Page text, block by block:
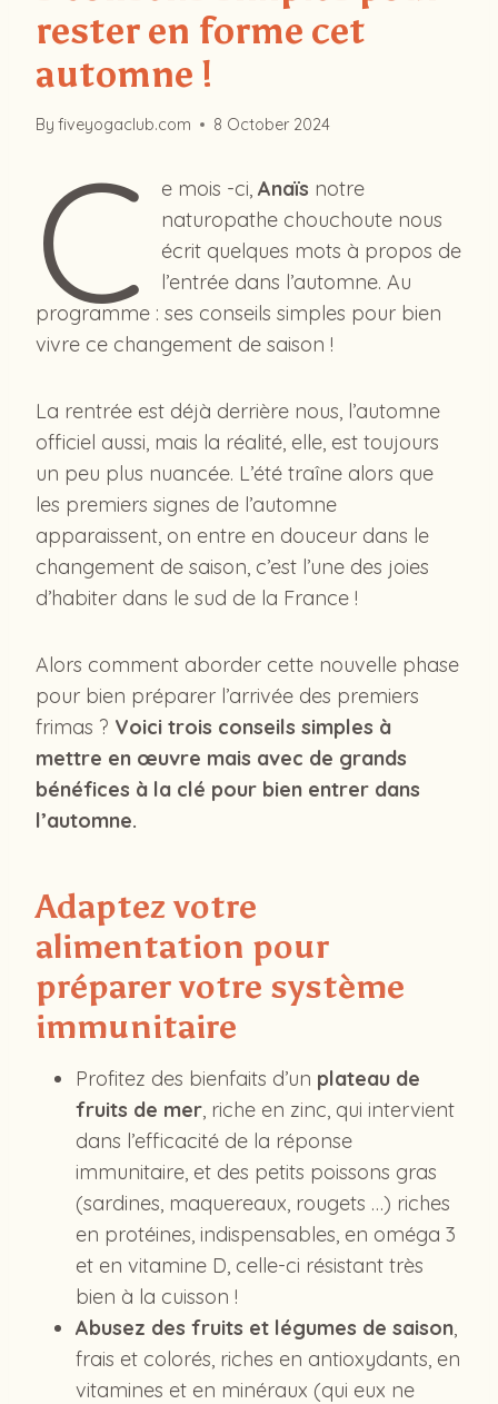
rester en forme cet
automne !
By fiveyogaclub.com 8 October 2024
C e mois -ci,Anaïs notre
naturopathe chouchoute nous
écrit quelques mots à propos de
l’entrée dans l’automne. Au
programme : ses conseils simples pour bien
vivre ce changement de saison !
La rentrée est déjà derrière nous, l’automne
officiel aussi, mais la réalité, elle, est toujours
un peu plus nuancée. L’été traîne alors que
les premiers signes de l’automne
apparaissent, on entre en douceur dans le
changement de saison, c’est l’une des joies
d’habiter dans le sud de la France !
Alors comment aborder cette nouvelle phase
pour bien préparer l’arrivée des premiers
frimas ? Voici trois conseils simples à
mettre en œuvre mais avec de grands
bénéfices à la clé pour bien entrer dans
l’automne.
Adaptez votre
alimentation pour
préparer votre système
immunitaire
Profitez des bienfaits d’un plateau de
fruits de mer, riche en zinc, qui intervient
dans l’efficacité de la réponse
immunitaire, et des petits poissons gras
(sardines, maquereaux, rougets …) riches
en protéines, indispensables, en oméga 3
et en vitamine D, celle-ci résistant très
bien à la cuisson !
Abusez des fruits et légumes de saison,
frais et colorés, riches en antioxydants, en
vitamines et en minéraux (qui eux ne